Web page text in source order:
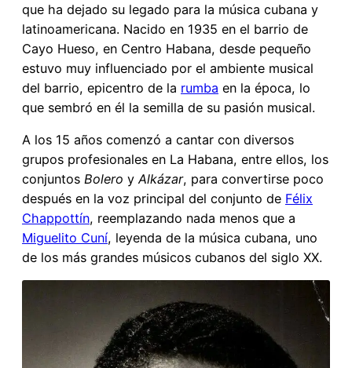
que ha dejado su legado para la música cubana y
latinoamericana. Nacido en 1935 en el barrio de
Cayo Hueso, en Centro Habana, desde pequeño
estuvo muy influenciado por el ambiente musical
del barrio, epicentro de la rumba en la época, lo
que sembró en él la semilla de su pasión musical.
A los 15 años comenzó a cantar con diversos
grupos profesionales en La Habana, entre ellos, los
conjuntos Bolero y Alkázar, para convertirse poco
después en la voz principal del conjunto de Félix
Chappottín, reemplazando nada menos que a
Miguelito Cuní, leyenda de la música cubana, uno
de los más grandes músicos cubanos del siglo XX.